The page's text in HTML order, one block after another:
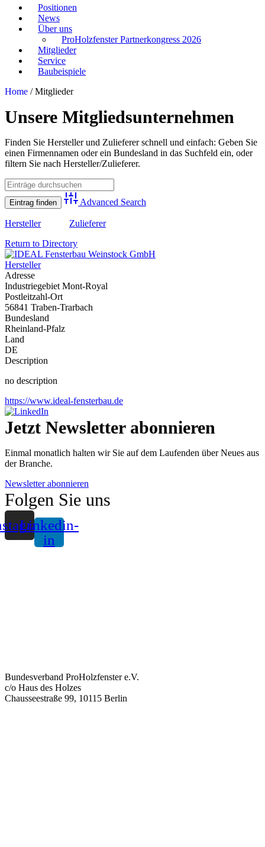
Positionen
News
Über uns
ProHolzfenster Partnerkongress 2026
Mitglieder
Service
Baubeispiele
Home /Mitglieder
Unsere Mitgliedsunternehmen
Finden Sie Hersteller und Zulieferer schnell und einfach: Geben Sie
einen Firmennamen oder ein Bundesland in das Suchfeld ein, oder
filtern Sie nach Hersteller/Zulieferer.
Advanced Search
Hersteller
Zulieferer
Return to Directory
Hersteller
Adresse
Industriegebiet Mont-Royal
Postleitzahl-Ort
56841 Traben-Trarbach
Bundesland
Rheinland-Pfalz
Land
DE
Description
no description
https://www.ideal-fensterbau.de
Jetzt Newsletter abonnieren
Einmal monatlich halten wir Sie auf dem Laufenden über Neues aus
der Branche.
Newsletter abonnieren
Folgen Sie uns
Linkedin-
in
Bundesverband ProHolzfenster e.V.
c/o Haus des Holzes
Chausseestraße 99, 10115 Berlin